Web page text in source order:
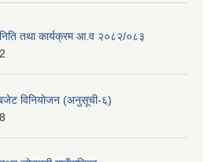
निति तथा कार्यक्रम आ.व २०८२/०८३
विनियोजन (अनुसूची-६)